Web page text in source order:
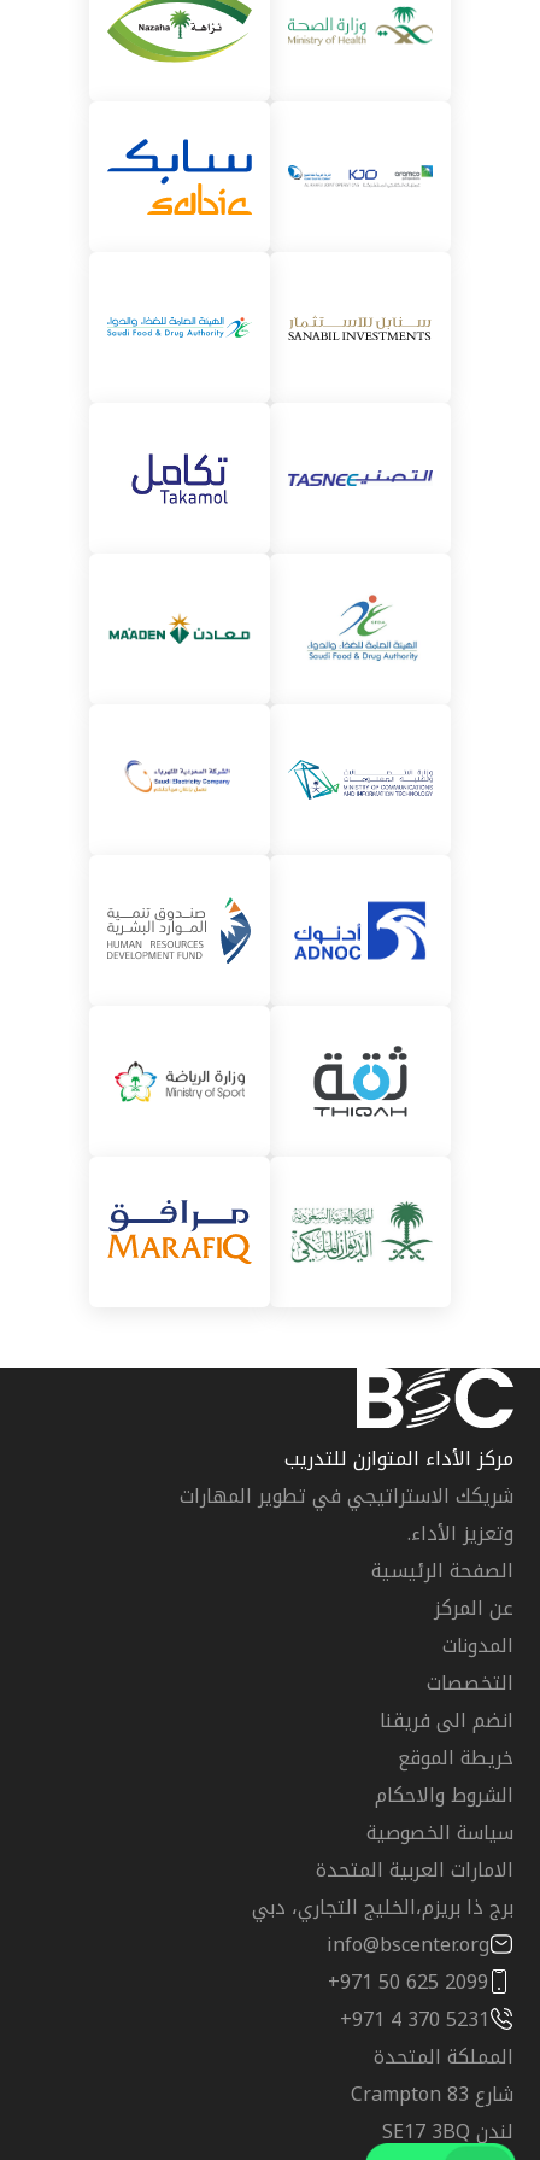
مركز الأداء المتوازن للتدريب
شريكك الاستراتيجي في تطوير المهارات
وتعزيز الأداء.
الصفحة الرئيسية
عن المركز
المدونات
التخصصات
انضم الى فريقنا
خريطة الموقع
الشروط والاحكام
سياسة الخصوصية
الامارات العربية المتحدة
برج ذا بريزم،الخليج التجاري، دبي
info@bscenter.org
+971 50 625 2099
+971 4 370 5231
المملكة المتحدة
شارع Crampton 83
لندن SE17 3BQ